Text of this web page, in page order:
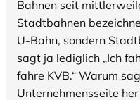
Bahnen seit
Stadtbahnen
U-Bahn, sondern
sagt ja lediglich „Ich
fahre KVB.“ Warum
Unternehmensseite